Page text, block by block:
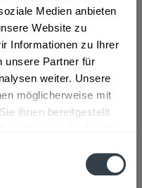
Medien anbieten
Website zu
Informationen zu Ihrer
unsere Partner für
weiter. Unsere
möglicherweise mit
ihnen bereitgestellt
Gustavsburg